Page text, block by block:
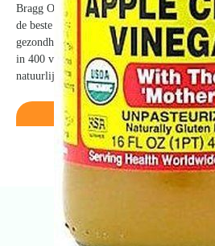
Bragg Organic apple cider, oftewel
de beste biologisch geteelde appels.
gezondheidsvoordelen van appelazijn
in 400 voor Christus Hippocrates, de vader
natuurlijke reinigende eigenschappen
Bekijk de prijs bij